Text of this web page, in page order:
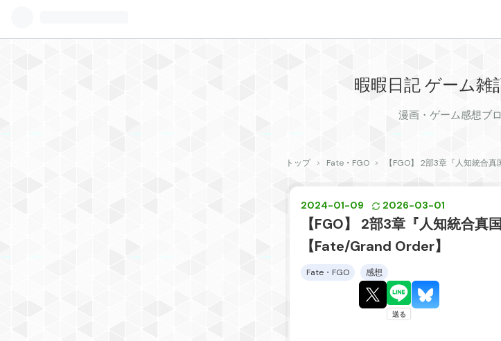
暇暇日記 ゲーム雑
漫画・ゲーム感想ブ
トップ > Fate・FGO > 【FGO】 2部3章『人知統合
2024-01-09 2026-03-01
【FGO】 2部3章『人知統合真
【Fate/Grand Order】
Fate・FGO 感想